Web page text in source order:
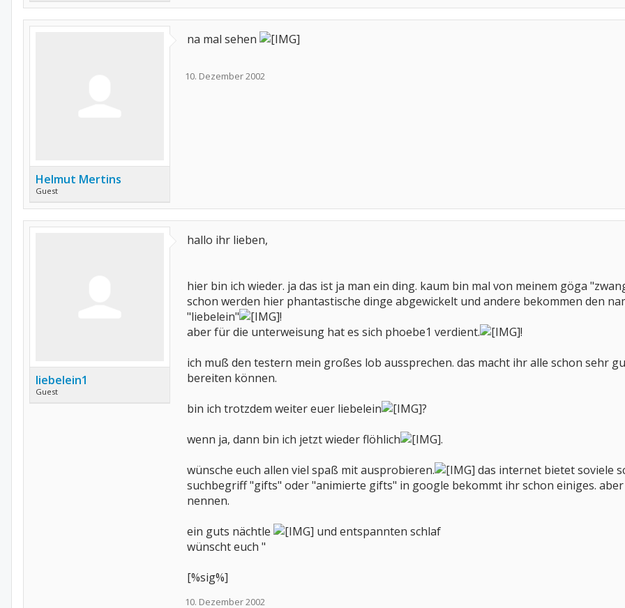
Helmut Mertins
Guest
na mal sehen
10. Dezember 2002
liebelein1
Guest
hallo ihr lieben,
hier bin ich wieder. ja das ist ja man ein ding. kaum bin mal von meinem göga
schon werden hier phantastische dinge abgewickelt und andere bekommen den
"liebelein"
!
aber für die unterweisung hat es sich phoebe1 verdient.
!
ich muß den testern mein großes lob aussprechen. das macht ihr alle schon sehr
bereiten können.
bin ich trotzdem weiter euer liebelein
?
wenn ja, dann bin ich jetzt wieder flöhlich
.
wünsche euch allen viel spaß mit ausprobieren.
das internet bietet soviele
suchbegriff "gifts" oder "animierte gifts" in google bekommt ihr schon einiges.
nennen.
ein guts nächtle
und entspannten schlaf
wünscht euch "
[%sig%]
10. Dezember 2002